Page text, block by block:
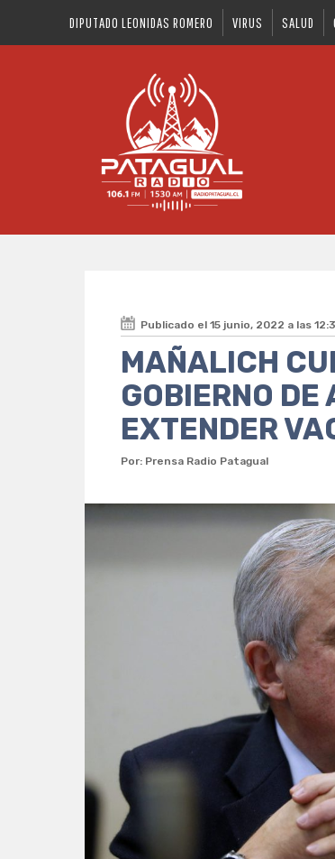
DIPUTADO LEONIDAS ROMERO VIRUS SALUD
Publicado el 15 junio, 2022 a las
MAÑALICH
GOBIERNO DE
EXTENDER
Por: Prensa Radio Patagual